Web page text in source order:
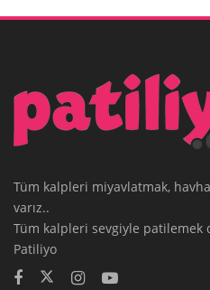
Tüm kalpleri miyavlatmak,
varız..
Tüm kalpleri sevgiyle patilemek
Patiliyo